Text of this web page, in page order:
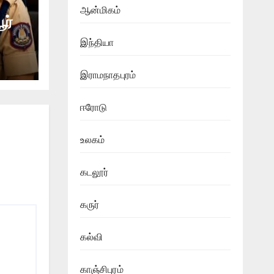
ஆன்மிகம்
இந்தியா
இராமநாதபுரம்
ஈரோடு
உலகம்
கடலூர்
கருர்
கல்வி
காஞ்சிபுரம்